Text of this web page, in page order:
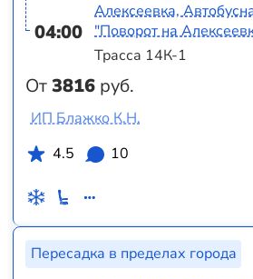
04:00
От3816 руб.
Алексеевка,
"Поворот на
Трасса 14К-1
ИП Блажко К.Н.
4.5
10
Пересадка в пределах города